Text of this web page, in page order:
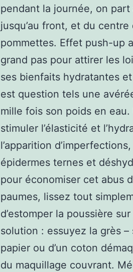
pendant la journée, on
jusqu’au front, et du
pommettes. Effet push-up
grand pas pour attirer les
ses bienfaits hydratantes
est question tels une
mille fois son poids en
stimuler l’élasticité et
l’apparition
épidermes ternes et
pour économiser cet abus
paumes, lissez tout
d’estomper la poussière
solution : essuyez la grès –
papier ou d’un coton
du maquillage couvrant.